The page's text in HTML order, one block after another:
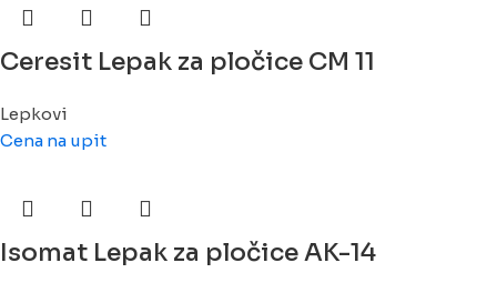
Ceresit Lepak za pločice CM 11
Lepkovi
Cena na upit
Isomat Lepak za pločice AK-14